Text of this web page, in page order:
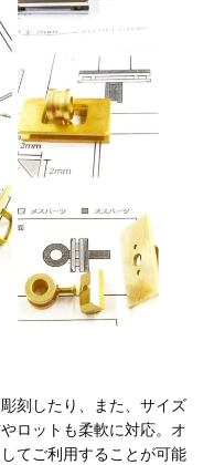
刻したり、また、サイズ
ロットも柔軟に対応。オ
てご利用することが可能